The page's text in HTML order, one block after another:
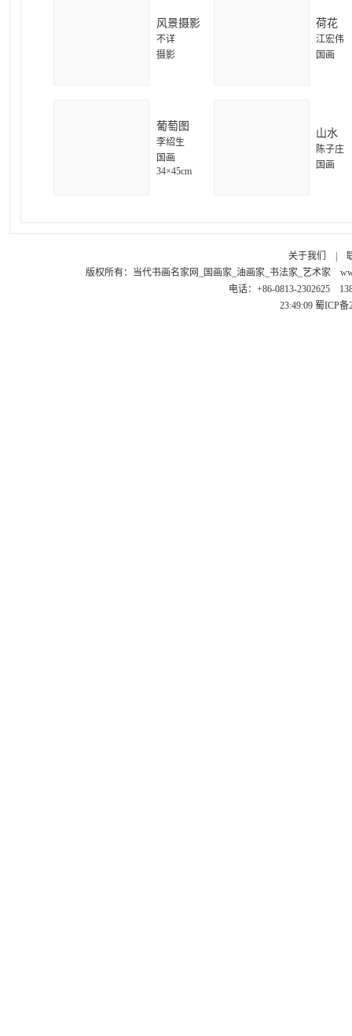
风景摄影
不详
摄影
荷花
江宏伟
国画
葡萄图
李绍生
国画
34×45cm
山水
陈子庄
国画
关于我们
版权所有： 当代书画名家网_国画家_油画家_书法家_艺术家
电话：+86-0813-2302625
23:49:09 蜀ICP备